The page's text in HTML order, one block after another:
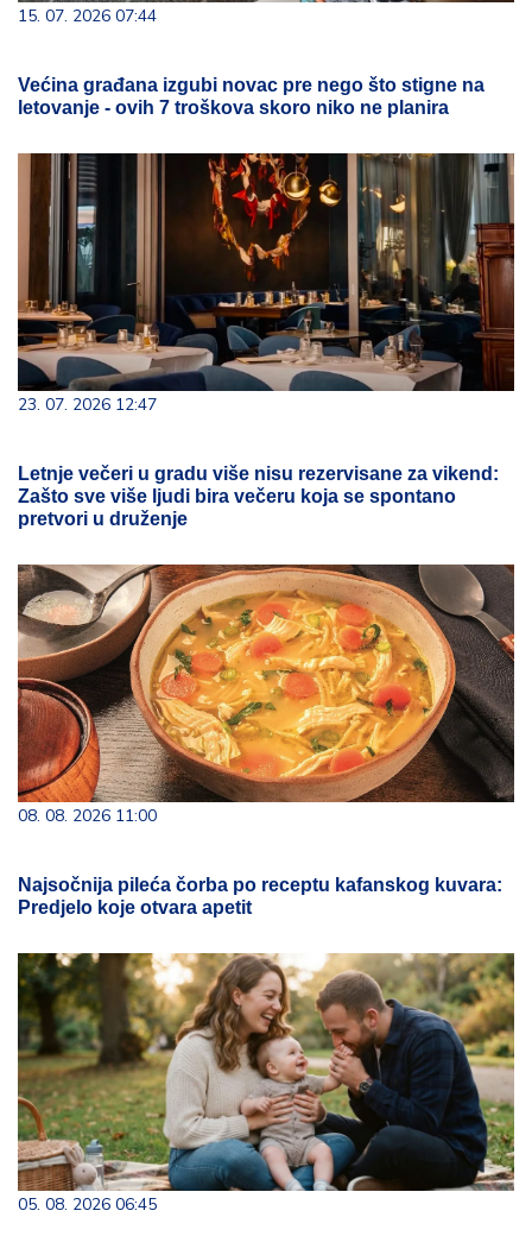
15. 07. 2026 07:44
Većina građana izgubi novac pre nego što stigne na
letovanje - ovih 7 troškova skoro niko ne planira
23. 07. 2026 12:47
Letnje večeri u gradu više nisu rezervisane za vikend:
Zašto sve više ljudi bira večeru koja se spontano
pretvori u druženje
08. 08. 2026 11:00
Najsočnija pileća čorba po receptu kafanskog kuvara:
Predjelo koje otvara apetit
05. 08. 2026 06:45